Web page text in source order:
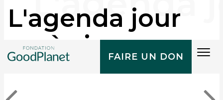
FAIRE UN DON
L'agenda jour
après jour